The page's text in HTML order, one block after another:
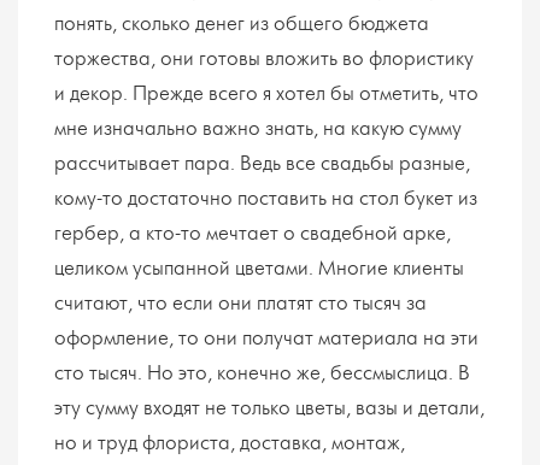
понять, сколько денег из общего бюджета
торжества, они готовы вложить во флористику
и декор. Прежде всего я хотел бы отметить, что
мне изначально важно знать, на какую сумму
рассчитывает пара. Ведь все свадьбы разные,
кому-то достаточно поставить на стол букет из
гербер, а кто-то мечтает о свадебной арке,
целиком усыпанной цветами. Многие клиенты
считают, что если они платят сто тысяч за
оформление, то они получат материала на эти
сто тысяч. Но это, конечно же, бессмыслица. В
эту сумму входят не только цветы, вазы и детали,
но и труд флориста, доставка, монтаж,